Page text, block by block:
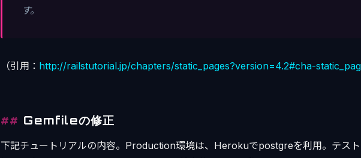
す。
（引用： http://railstutorial.jp/chapters/static_pages?version=4.2#cha-
Gemfileの修正
下記チュートリアルの内容。Production環境は、Herokuでpostgreを利用。テス